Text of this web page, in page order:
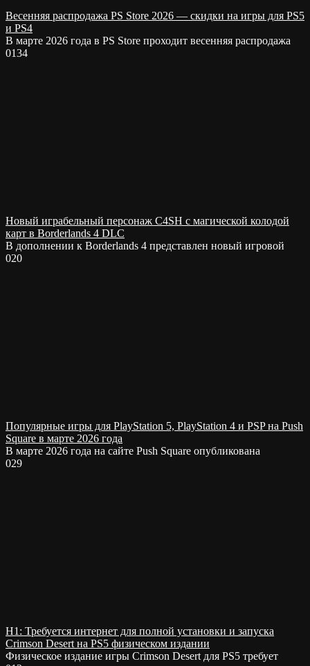
Весенняя распродажа PS Store 2026 — скидки на игры для PS5
и PS4
В марте 2026 года в PS Store проходит весенняя распродажа
0134
Новый играбельный персонаж C4SH с магической колодой
карт в Borderlands 4 DLC
В дополнении к Borderlands 4 представлен новый игровой
020
Популярные игры для PlayStation 5, PlayStation 4 и PSP на Push
Square в марте 2026 года
В марте 2026 года на сайте Push Square опубликована
029
H1: Требуется интернет для полной установки и запуска
Crimson Desert на PS5 физическом издании
Физическое издание игры Crimson Desert для PS5 требует